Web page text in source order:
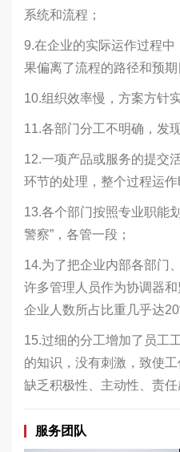
系统和流程；
9.在企业的实际运作过程
果偏离了流程的路径和预期
10.组织效率慢，方案方针
11.各部门分工不明确，发
12.一项产品或服务的提交
环节的处理，整个过程运作
13.各个部门按照专业职能
警察”，各管一段；
14.为了把企业内部各部门
许多管理人员作为协调器
企业人数所占比重几乎达
15.过细的分工增加了员工
的知识，没有刺激，致使
缺乏积极性、主动性、责任
服务团队